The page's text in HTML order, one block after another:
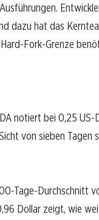
dazu hat das
Fork-Grenze
notiert bei 0,25
von sieben Tagen
Tage-Durchschnitt
Dollar zeigt, wie